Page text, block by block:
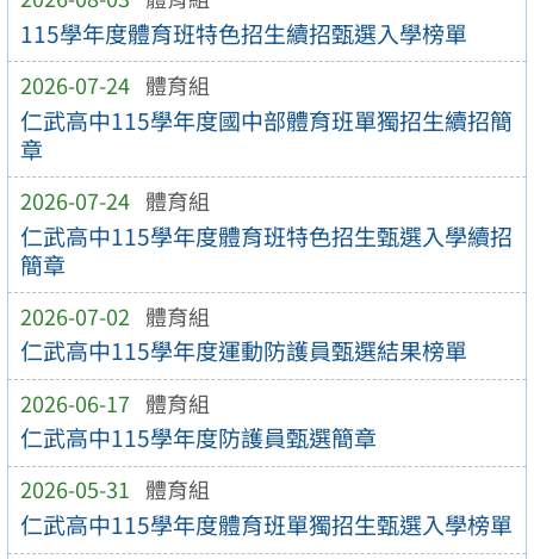
115學年度體育班特色招生續招甄選入學榜單
2026-07-24 體育組
仁武高中115學年度國中部體育班單獨招生續招簡
章
2026-07-24 體育組
仁武高中115學年度體育班特色招生甄選入學續招
簡章
2026-07-02 體育組
仁武高中115學年度運動防護員甄選結果榜單
2026-06-17 體育組
仁武高中115學年度防護員甄選簡章
2026-05-31 體育組
仁武高中115學年度體育班單獨招生甄選入學榜單